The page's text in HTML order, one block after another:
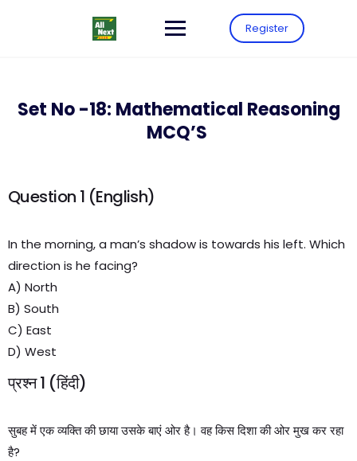
Register
Set No -18: Mathematical Reasoning
MCQ’S
Question 1 (English)
In the morning, a man’s shadow is towards his left. Which
direction is he facing?
A) North
B) South
C) East
D) West
प्रश्न 1 (हिंदी)
सुबह में एक व्यक्ति की छाया उसके बाएं ओर है। वह किस दिशा की ओर मुख कर रहा
है?